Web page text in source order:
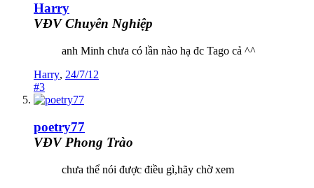
Harry
VĐV Chuyên Nghiệp
anh Minh chưa có lần nào hạ đc Tago cả ^^
Harry, 24/7/12
#3
poetry77
VĐV Phong Trào
chưa thể nói được điều gì,hãy chờ xem